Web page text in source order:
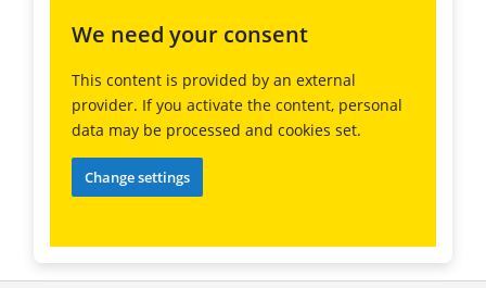
We need your consent
This content is provided by an external
provider. If you activate the content, personal
data may be processed and cookies set.
Change settings